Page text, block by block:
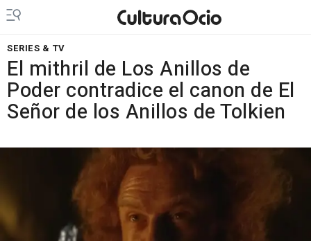
SERIES & TV
El mithril de Los Anillos de
Poder contradice el canon de El
Señor de los Anillos de Tolkien